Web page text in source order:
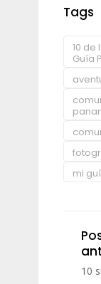
Tags
10 de
Guía
mi
10